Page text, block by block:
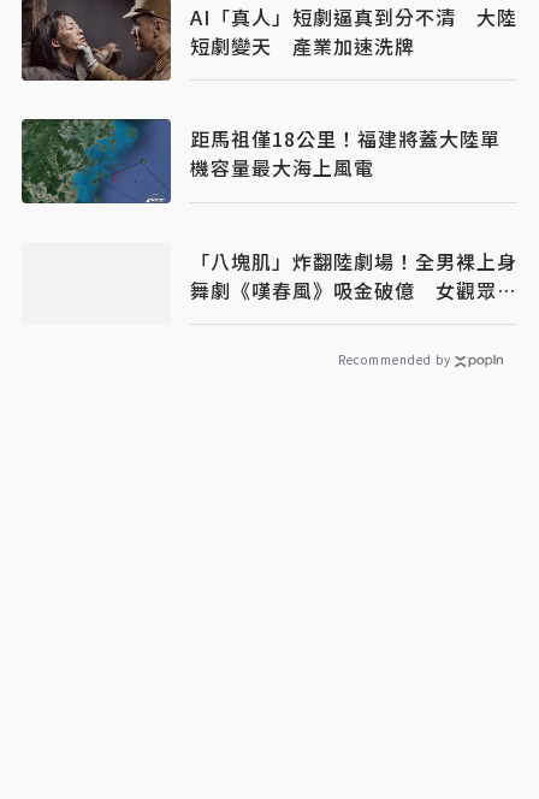
AI「真人」短劇逼真到分不清 大陸
短劇變天 產業加速洗牌
距馬祖僅18公里！福建將蓋大陸單
機容量最大海上風電
「八塊肌」炸翻陸劇場！全男裸上身
舞劇《嘆春風》吸金破億 女觀眾狂
喊：終於懂武則天
Recommended by